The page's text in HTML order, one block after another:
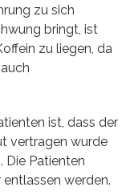
zu sich
bringt, ist
zu liegen, da
ist, dass der
vertragen wurde
Die Patienten
werden.